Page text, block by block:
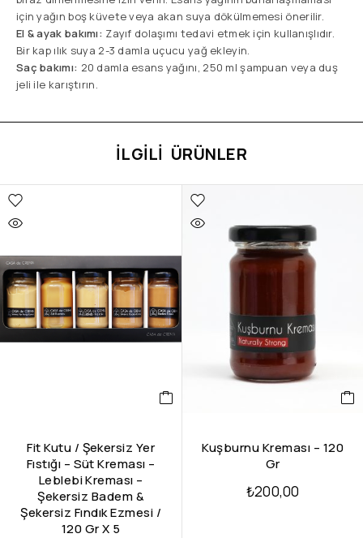
için yağın boş küvete veya akan suya dökülmemesi önerilir.
El & ayak bakımı: Zayıf dolaşımı tedavi etmek için kullanışlıdır.
Bir kap ılık suya 2-3 damla uçucu yağ ekleyin.
Saç bakımı: 20 damla esans yağını, 250 ml şampuan veya duş
jeli ile karıştırın.
İLGILI ÜRÜNLER
Fit Kutu / Şekersiz Yer
Fıstığı – Süt Kreması –
Leblebi Kreması –
Şekersiz Badem &
Şekersiz Fındık Ezmesi /
120 Gr X 5
Kuşburnu Kreması – 120
Gr
₺200,00